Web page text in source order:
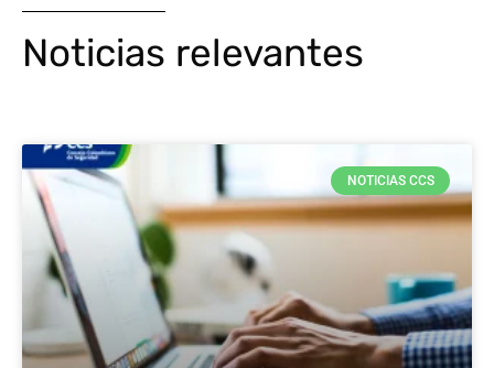
Noticias relevantes
NOTICIAS CCS